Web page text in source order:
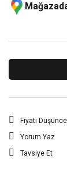
Fiyatı
Yorum Yaz
Tavsiye Et